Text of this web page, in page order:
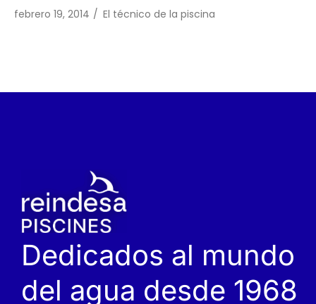
febrero 19, 2014 / El técnico de la piscina
Dedicados al mundo
del agua desde 1968